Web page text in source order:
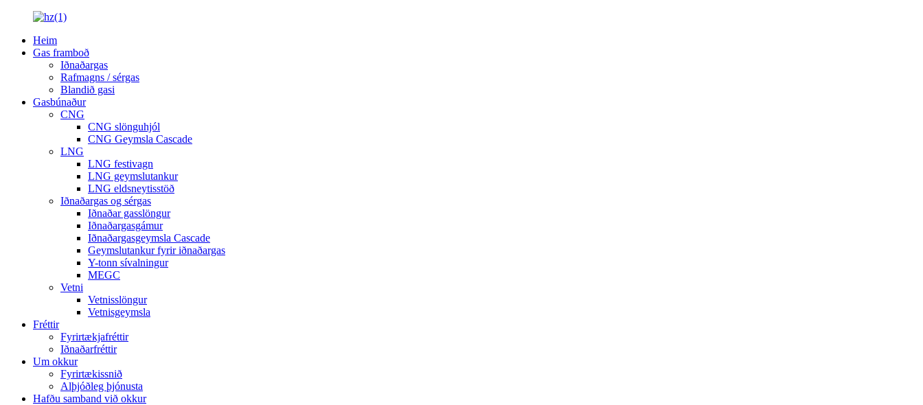
Heim
Gas framboð
Iðnaðargas
Rafmagns / sérgas
Blandið gasi
Gasbúnaður
CNG
CNG slönguhjól
CNG Geymsla Cascade
LNG
LNG festivagn
LNG geymslutankur
LNG eldsneytisstöð
Iðnaðargas og sérgas
Iðnaðar gasslöngur
Iðnaðargasgámur
Iðnaðargasgeymsla Cascade
Geymslutankur fyrir iðnaðargas
Y-tonn sívalningur
MEGC
Vetni
Vetnisslöngur
Vetnisgeymsla
Fréttir
Fyrirtækjafréttir
Iðnaðarfréttir
Um okkur
Fyrirtækissnið
Alþjóðleg þjónusta
Hafðu samband við okkur